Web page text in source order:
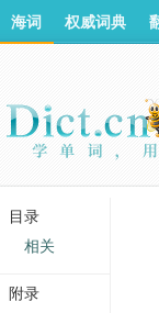
海词 权威词典
目录
相关
附录